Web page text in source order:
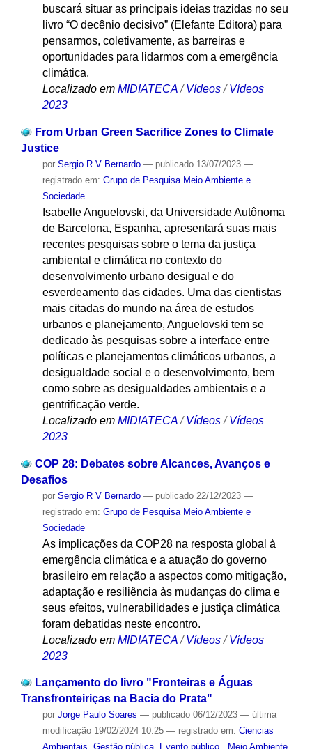
buscará situar as principais ideias trazidas no seu
livro “O decênio decisivo” (Elefante Editora) para
pensarmos, coletivamente, as barreiras e
oportunidades para lidarmos com a emergência
climática.
Localizado em MIDIATECA /Vídeos /Vídeos
2023
From Urban Green Sacrifice Zones to Climate
Justice
por Sergio R V Bernardo — publicado13/07/2023 —
registrado em: Grupo de Pesquisa Meio Ambiente e
Sociedade
Isabelle Anguelovski, da Universidade Autônoma
de Barcelona, Espanha, apresentará suas mais
recentes pesquisas sobre o tema da justiça
ambiental e climática no contexto do
desenvolvimento urbano desigual e do
esverdeamento das cidades. Uma das cientistas
mais citadas do mundo na área de estudos
urbanos e planejamento, Anguelovski tem se
dedicado às pesquisas sobre a interface entre
políticas e planejamentos climáticos urbanos, a
desigualdade social e o desenvolvimento, bem
como sobre as desigualdades ambientais e a
gentrificação verde.
Localizado em MIDIATECA /Vídeos /Vídeos
2023
COP 28: Debates sobre Alcances, Avanços e
Desafios
por Sergio R V Bernardo — publicado22/12/2023 —
registrado em: Grupo de Pesquisa Meio Ambiente e
Sociedade
As implicações da COP28 na resposta global à
emergência climática e a atuação do governo
brasileiro em relação a aspectos como mitigação,
adaptação e resiliência às mudanças do clima e
seus efeitos, vulnerabilidades e justiça climática
foram debatidas neste encontro.
Localizado em MIDIATECA /Vídeos /Vídeos
2023
Lançamento do livro "Fronteiras e Águas
Transfronteiriças na Bacia do Prata"
por Jorge Paulo Soares — publicado06/12/2023 — última
modificação19/02/2024 10:25 — registrado em: Ciencias
Ambientais Gestão pública, Evento público Meio Ambiente,